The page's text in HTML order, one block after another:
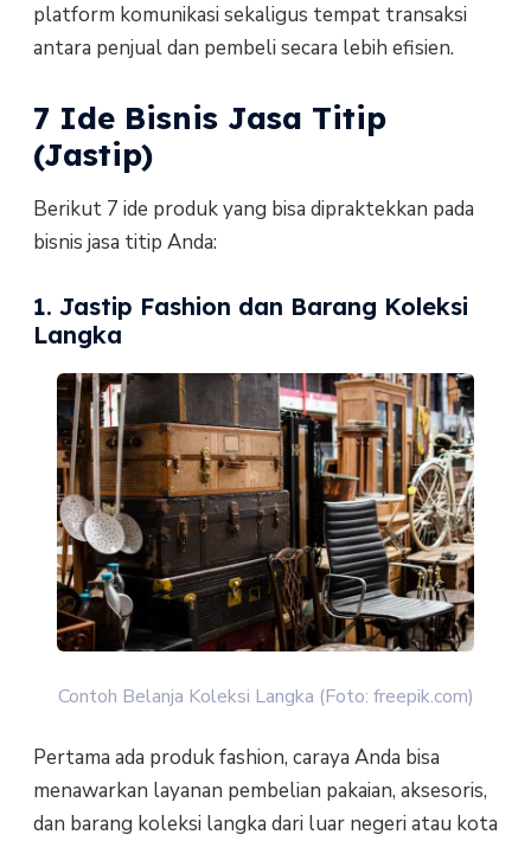
platform komunikasi sekaligus tempat transaksi
antara penjual dan pembeli secara lebih efisien.
7 Ide Bisnis Jasa Titip
(Jastip)
Berikut 7 ide produk yang bisa dipraktekkan pada
bisnis jasa titip Anda:
1. Jastip Fashion dan Barang Koleksi
Langka
Contoh Belanja Koleksi Langka (Foto: freepik.com)
Pertama ada produk fashion, caraya Anda bisa
menawarkan layanan pembelian pakaian, aksesoris,
dan barang koleksi langka dari luar negeri atau kota